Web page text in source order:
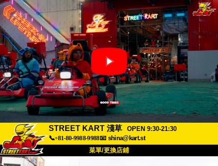
STREET KART 淺草
OPEN 9:30-21:30
📞+81-80-9988-9988📧 shina@kart.st
菜單/更換店鋪